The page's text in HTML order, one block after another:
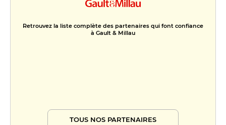
Retrouvez la liste complète des partenaires qui font confiance
à Gault & Millau
TOUS NOS PARTENAIRES